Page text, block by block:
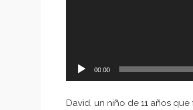
00:00
David, un niño de 11 años